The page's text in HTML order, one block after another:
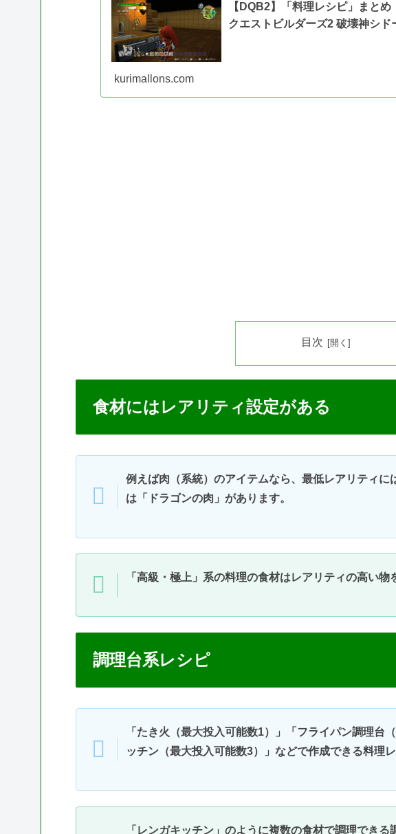
【DQB2】「料理レシピ」まと
クエストビルダーズ2 破壊神シド
kurimallons.com
目次
食材にはレアリティ設定がある
例えば肉（系統）のアイテムなら、最低レアリティに
は「ドラゴンの肉」があります。
「高級・極上」系の料理の食材はレアリティの高い物
調理台系レシピ
「たき火（最大投入可能数1）」「フライパン調理台
ッチン（最大投入可能数3）」などで作成できる料理レ
「レンガキッチン」のように複数の食材で調理でき